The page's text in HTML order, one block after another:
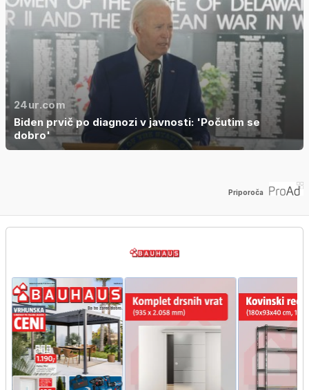
24ur.com
Biden prvič po diagnozi v javnosti: 'Počutim se
dobro'
Priporoča